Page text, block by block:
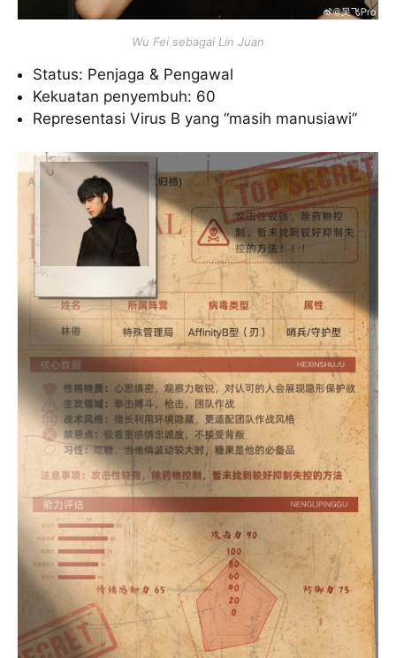
Wu Fei sebagai Lin Juan
Status: Penjaga & Pengawal
Kekuatan penyembuh: 60
Representasi Virus B yang “masih manusiawi”